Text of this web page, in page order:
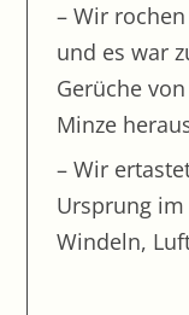
Bauer Martin in
Wasserwerk
Schule wie vor
Frau Englert
Unser
Ichenhausen
– Wir
und es war
Gerüche
Minze
– Wir
Ursprung im
Windeln,